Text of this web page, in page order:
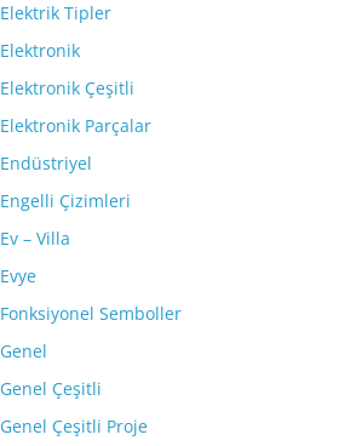
Elektrik Tipler
Elektronik
Elektronik Çeşitli
Elektronik Parçalar
Endüstriyel
Engelli Çizimleri
Ev – Villa
Evye
Fonksiyonel Semboller
Genel
Genel Çeşitli
Genel Çeşitli Proje